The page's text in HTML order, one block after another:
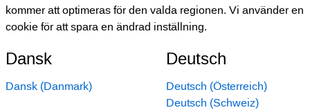
kommer att optimeras för den valda regionen. Vi använder en
cookie för att spara en ändrad inställning.
Dansk
Dansk (Danmark)
Deutsch
Deutsch (Österreich)
Deutsch (Schweiz)